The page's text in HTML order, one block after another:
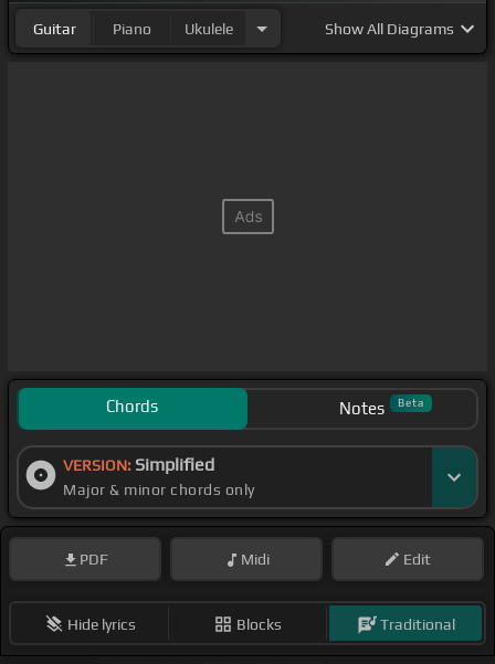
Guitar Piano Ukulele ShowAll Diagrams
Chords Notes Beta
VERSION: Simplified
Major & minor chords only
PDF Midi Edit
Hide lyrics Blocks Traditional